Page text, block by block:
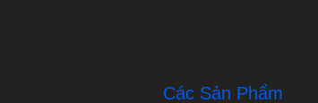
Các Sản Phẩm